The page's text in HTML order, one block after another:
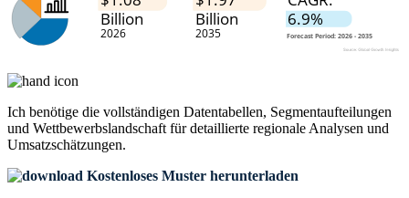
Ich benötige die vollständigen Datentabellen, Segmentaufteilungen
und Wettbewerbslandschaft für detaillierte regionale Analysen und
Umsatzschätzungen.
Kostenloses Muster herunterladen